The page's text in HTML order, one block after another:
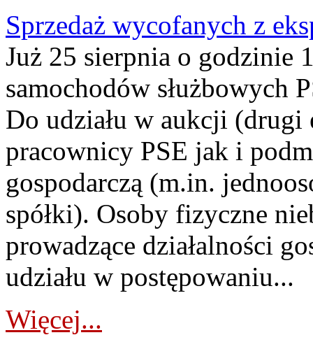
Sprzedaż wycofanych z
Już 25 sierpnia o godzinie
samochodów służbowych
Do udziału w aukcji (drugi
pracownicy PSE jak i
gospodarczą (m.in.
spółki). Osoby fizyczne
prowadzące działalności
udziału w postępowaniu...
Więcej...